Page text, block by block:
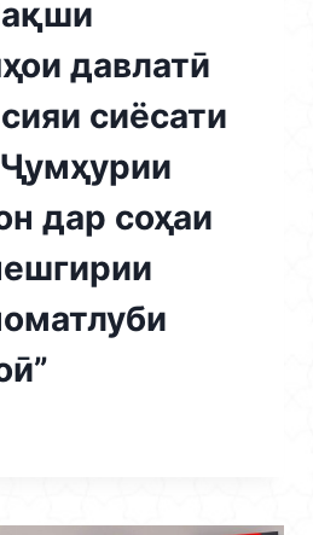
давлатӣ
сиёсати
дар соҳаи